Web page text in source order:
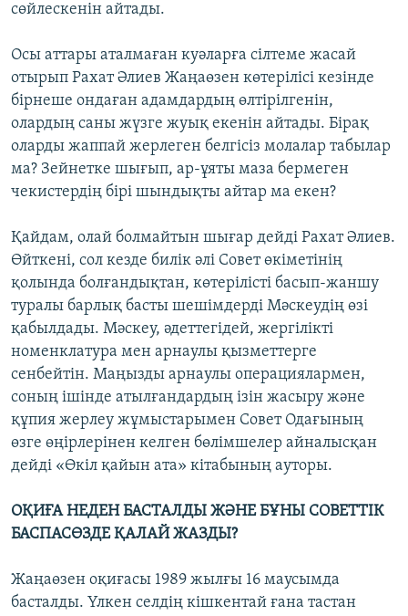
сөйлескенін айтады.
Осы аттары аталмаған куәларға сілтеме жасай
отырып Рахат Әлиев Жаңаөзен көтерілісі кезінде
бірнеше ондаған адамдардың өлтірілгенін,
олардың саны жүзге жуық екенін айтады. Бірақ
оларды жаппай жерлеген белгісіз молалар табылар
ма? Зейнетке шығып, ар-ұяты маза бермеген
чекистердің бірі шындықты айтар ма екен?
Қайдам, олай болмайтын шығар дейді Рахат Әлиев.
Өйткені, сол кезде билік әлі Совет өкіметінің
қолында болғандықтан, көтерілісті басып-жаншу
туралы барлық басты шешімдерді Мәскеудің өзі
қабылдады. Мәскеу, әдеттегідей, жергілікті
номенклатура мен арнаулы қызметтерге
сенбейтін. Маңызды арнаулы операциялармен,
соның ішінде атылғандардың ізін жасыру және
құпия жерлеу жұмыстарымен Совет Одағының
өзге өңірлерінен келген бөлімшелер айналысқан
дейді «Өкіл қайын ата» кітабының ауторы.
ОҚИҒА НЕДЕН БАСТАЛДЫ ЖӘНЕ БҰНЫ СОВЕТТІК
БАСПАСӨЗДЕ ҚАЛАЙ ЖАЗДЫ?
Жаңаөзен оқиғасы 1989 жылғы 16 маусымда
басталды. Үлкен селдің кішкентай ғана тастан